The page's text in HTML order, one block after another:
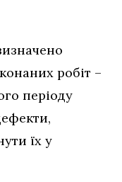
робіт –
періоду
їх у